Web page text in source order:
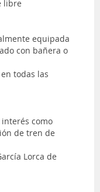
libre
equipada
con bañera o
todas las
como
de tren de
Lorca de